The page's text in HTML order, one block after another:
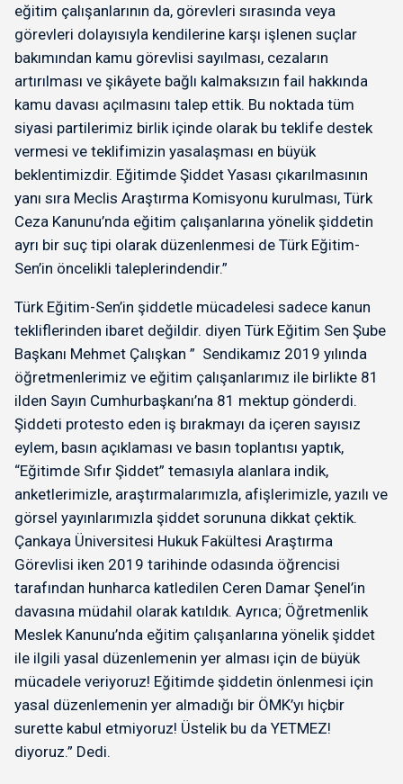
eğitim çalışanlarının da, görevleri sırasında veya
görevleri dolayısıyla kendilerine karşı işlenen suçlar
bakımından kamu görevlisi sayılması, cezaların
artırılması ve şikâyete bağlı kalmaksızın fail hakkında
kamu davası açılmasını talep ettik. Bu noktada tüm
siyasi partilerimiz birlik içinde olarak bu teklife destek
vermesi ve teklifimizin yasalaşması en büyük
beklentimizdir. Eğitimde Şiddet Yasası çıkarılmasının
yanı sıra Meclis Araştırma Komisyonu kurulması, Türk
Ceza Kanunu’nda eğitim çalışanlarına yönelik şiddetin
ayrı bir suç tipi olarak düzenlenmesi de Türk Eğitim-
Sen’in öncelikli taleplerindendir.”
Türk Eğitim-Sen’in şiddetle mücadelesi sadece kanun
tekliflerinden ibaret değildir. diyen Türk Eğitim Sen Şube
Başkanı Mehmet Çalışkan ” Sendikamız 2019 yılında
öğretmenlerimiz ve eğitim çalışanlarımız ile birlikte 81
ilden Sayın Cumhurbaşkanı’na 81 mektup gönderdi.
Şiddeti protesto eden iş bırakmayı da içeren sayısız
eylem, basın açıklaması ve basın toplantısı yaptık,
“Eğitimde Sıfır Şiddet” temasıyla alanlara indik,
anketlerimizle, araştırmalarımızla, afişlerimizle, yazılı ve
görsel yayınlarımızla şiddet sorununa dikkat çektik.
Çankaya Üniversitesi Hukuk Fakültesi Araştırma
Görevlisi iken 2019 tarihinde odasında öğrencisi
tarafından hunharca katledilen Ceren Damar Şenel’in
davasına müdahil olarak katıldık. Ayrıca; Öğretmenlik
Meslek Kanunu’nda eğitim çalışanlarına yönelik şiddet
ile ilgili yasal düzenlemenin yer alması için de büyük
mücadele veriyoruz! Eğitimde şiddetin önlenmesi için
yasal düzenlemenin yer almadığı bir ÖMK’yı hiçbir
surette kabul etmiyoruz! Üstelik bu da YETMEZ!
diyoruz.” Dedi.